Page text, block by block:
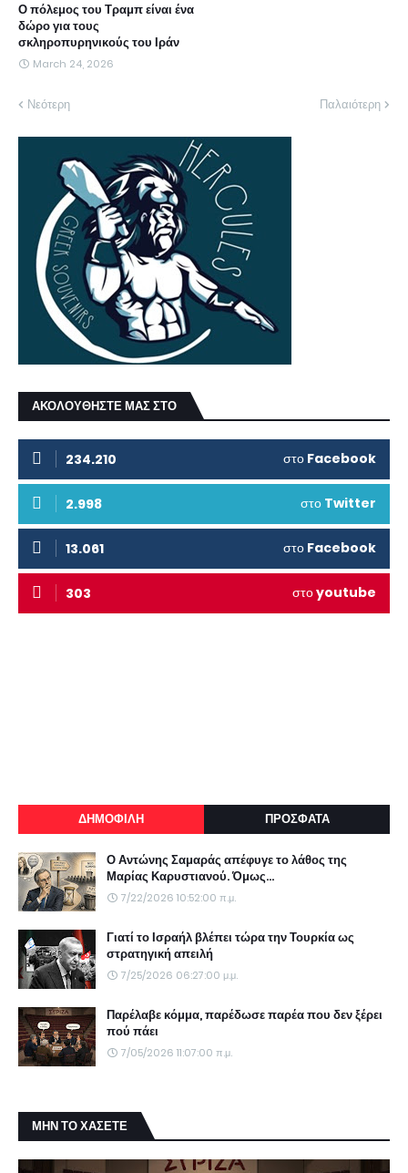
Ο πόλεμος του Τραμπ είναι ένα
δώρο για τους
σκληροπυρηνικούς του Ιράν
March 24, 2026
Νεότερη Παλαιότερη
ΑΚΟΛΟΥΘΗΣΤΕ ΜΑΣ ΣΤΟ
234.210 στο Facebook
2.998 στο Twitter
13.061 στο Facebook
303 στοyoutube
ΔΗΜΟΦΙΛΗ ΠΡΟΣΦΑΤΑ
Ο Αντώνης Σαμαράς απέφυγε το λάθος της
Μαρίας Καρυστιανού. Όμως...
7/22/2026 10:52:00 π.μ.
Γιατί το Ισραήλ βλέπει τώρα την Τουρκία ως
στρατηγική απειλή
7/25/2026 06:27:00 μ.μ.
Παρέλαβε κόμμα, παρέδωσε παρέα που δεν ξέρει
πού πάει
7/05/2026 11:07:00 π.μ.
ΜΗΝ ΤΟ ΧΑΣΕΤΕ